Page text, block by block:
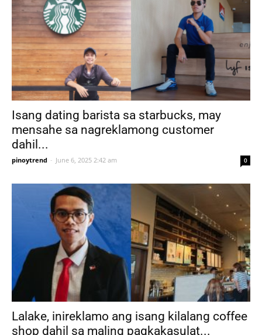
Isang dating barista sa starbucks, may
mensahe sa nagreklamong customer
dahil...
pinoytrend - June 6, 2025 2:42 am 0
Lalake, inireklamo ang isang kilalang coffee
shop dahil sa maling pagkakasulat...